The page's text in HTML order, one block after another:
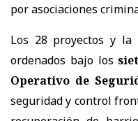
por asociaciones
Los 28 proyectos y la
ordenados bajo los
Operativo de
seguridad y control